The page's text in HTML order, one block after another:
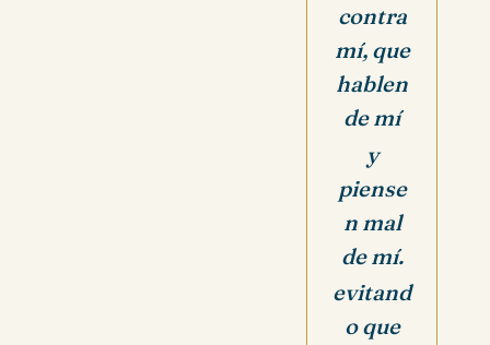
contra
mí, que
hablen
de mí
y
piense
n mal
de mí.
evitand
o que